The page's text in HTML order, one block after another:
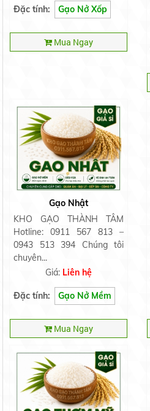
Đặc tính: Gạo Nở Xốp
Mua Ngay
Gạo Nhật
KHO GẠO THÀNH TÂM
Hotline: 0911 567 813 –
0943 513 394 Chúng tôi
chuyên...
Giá: Liên hệ
Đặc tính: Gạo Nở Mềm
Mua Ngay